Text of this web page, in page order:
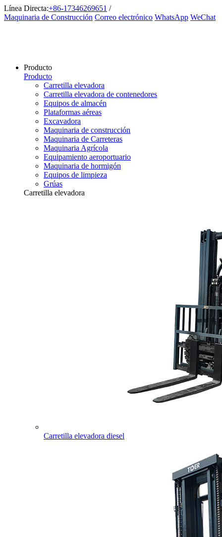
Línea Directa:+86-17346269651 /
Maquinaria de Construcción Correo electrónico WhatsApp WeChat
Producto
Producto
Carretilla elevadora
Carretilla elevadora de contenedores
Equipos de almacén
Plataformas aéreas
Excavadora
Maquinaria de construcción
Maquinaria de Carreteras
Maquinaria Agrícola
Equipamiento aeroportuario
Maquinaria de hormigón
Equipos de limpieza
Grúas
Carretilla elevadora
Carretilla elevadora diesel